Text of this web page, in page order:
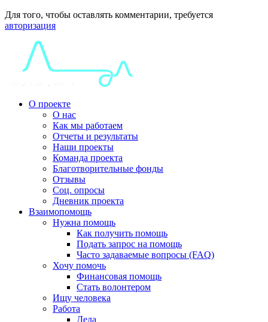
Для того, чтобы оставлять комментарии, требуется
авторизация
О проекте
О нас
Как мы работаем
Отчеты и результаты
Наши проекты
Команда проекта
Благотворительные фонды
Отзывы
Соц. опросы
Дневник проекта
Взаимопомощь
Нужна помощь
Как получить помощь
Подать запрос на помощь
Часто задаваемые вопросы (FAQ)
Хочу помочь
Финансовая помощь
Стать волонтером
Ищу человека
Работа
Дела